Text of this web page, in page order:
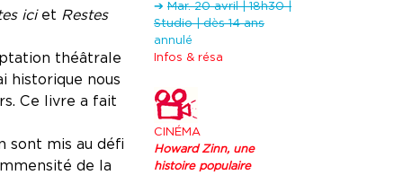
iciet Restes
théâtrale
historique nous
Ce livre a fait
sont mis au déﬁ
de la
➔ Mar. 20 avril | 18h30 |
Studio | dès 14 ans
annulé
Infos & résa
CINÉMA
Howard Zinn, une
histoire populaire